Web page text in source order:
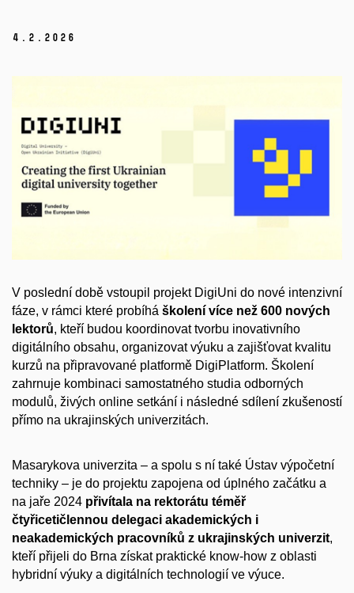
4. 2. 2026
V poslední době vstoupil projekt DigiUni do nové intenzivní
fáze, v rámci které probíhá školení více než 600 nových
lektorů, kteří budou koordinovat tvorbu inovativního
digitálního obsahu, organizovat výuku a zajišťovat kvalitu
kurzů na připravované platformě DigiPlatform. Školení
zahrnuje kombinaci samostatného studia odborných
modulů, živých online setkání i následné sdílení zkušeností
přímo na ukrajinských univerzitách.
Masarykova univerzita – a spolu s ní také Ústav výpočetní
techniky – je do projektu zapojena od úplného začátku a
na jaře 2024 přivítala na rektorátu téměř
čtyřicetičlennou delegaci akademických i
neakademických pracovníků z ukrajinských univerzit,
kteří přijeli do Brna získat praktické know-how z oblasti
hybridní výuky a digitálních technologií ve výuce.